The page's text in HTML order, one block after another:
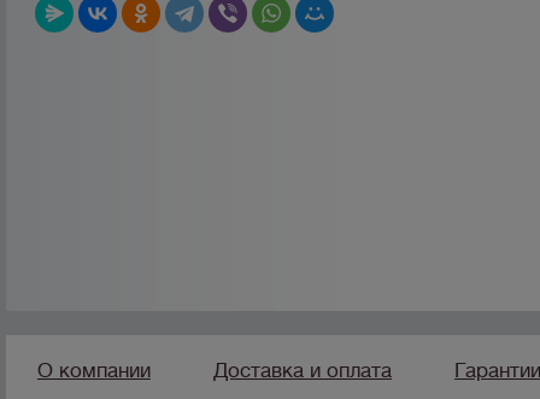
О компании Доставка и оплата